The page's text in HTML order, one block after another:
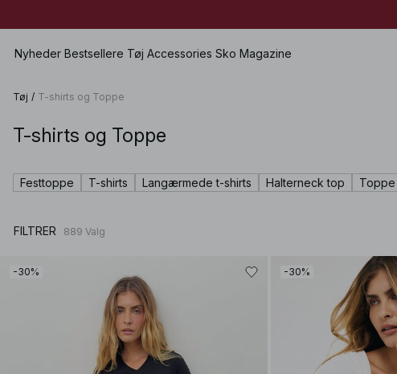
Nyheder Bestsellere Tøj Accessories Sko Magazine
Se alle
Toppe
Skjorter & Bluser
Undertøj
Se alle
Smykker
Bælter
Se alle
Højhælede sko
Støvler
Tøj / T-shirts og Toppe
T-shirts og Toppe
Festtoppe T-shirts Langærmede t-shirts Halterneck top Toppe
FILTRER 889 Valg
-30% -30%